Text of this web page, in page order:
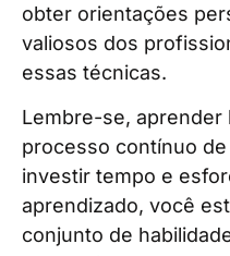
obter orientações
valiosos dos
essas técnicas.
Lembre-se, aprender
processo contínuo
investir tempo e
aprendizado, você
conjunto de